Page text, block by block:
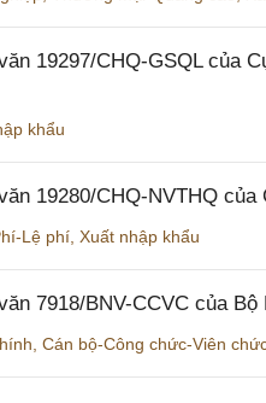
19297/CHQ-GSQL của
khẩu
19280/CHQ-NVTHQ
Lệ phí Xuất nhập khẩu
7918/BNV-CCVC của
Cán bộ-Công chức-Viên